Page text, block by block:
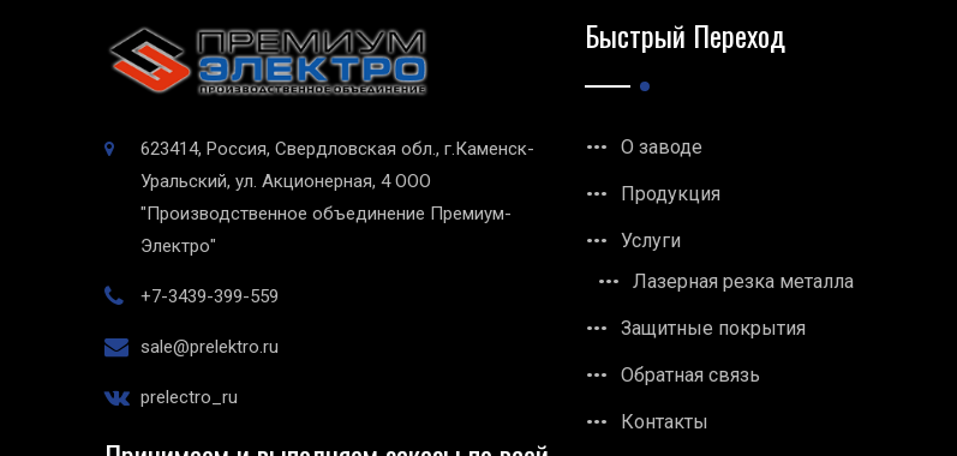
623414, Россия, Свердловская обл., г.Каменск-
Уральский, ул. Акционерная, 4 ООО
"Производственное объединение Премиум-
Электро"
+7-3439-399-559
sale@prelektro.ru
prelectro_ru
Быстрый Переход
О заводе
Продукция
Услуги
Лазерная резка металла
Защитные покрытия
Обратная связь
Контакты